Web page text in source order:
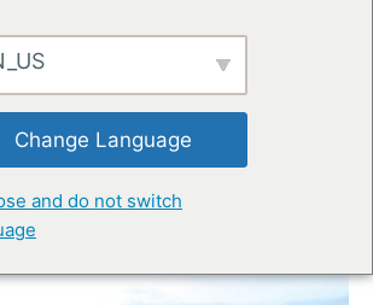
Change Language
and do not switch
vous souhaite la
Great Minds